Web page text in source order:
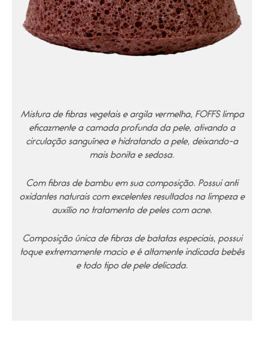
Mistura de fibras vegetais e argila vermelha, FOFFS limpa
eficazmente a camada profunda da pele, ativando a
circulação sanguínea e hidratando a pele, deixando-a
mais bonita e sedosa.
Com fibras de bambu em sua composição. Possui anti
oxidantes naturais com excelentes resultados na limpeza e
auxílio no tratamento de peles com acne.
Composição única de fibras de batatas especiais, possui
toque extremamente macio e é altamente indicada bebês
e todo tipo de pele delicada.